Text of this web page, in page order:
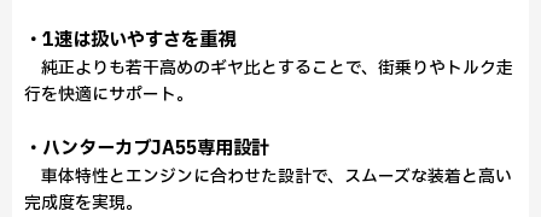
・1速は扱いやすさを重視
純正よりも若干高めのギヤ比とすることで、街乗りやトルク走
行を快適にサポート。
・ハンターカブJA55専用設計
車体特性とエンジンに合わせた設計で、スムーズな装着と高い
完成度を実現。